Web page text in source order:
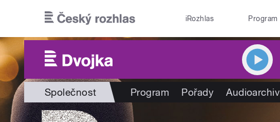
iRozhlas Program
Společnost Program Pořady Audioarchiv